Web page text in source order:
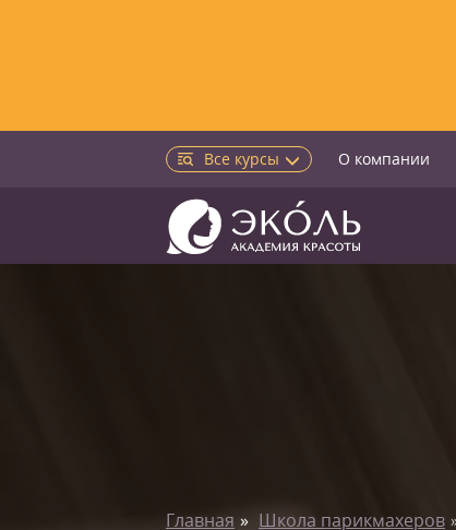
Все курсы О компании
Главная Школа парикмахеров